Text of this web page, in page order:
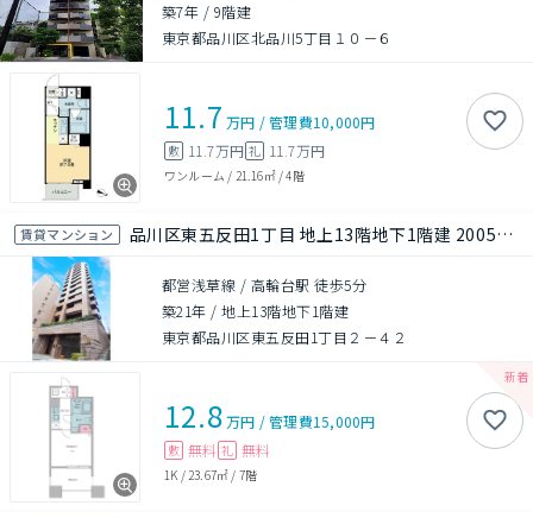
築7年 / 9階建
東京都品川区北品川5丁目１０－６
11.7 万円 /管理費10,000円
敷 11.7万円 礼 11.7万円
ワンルーム / 21.16㎡/4階
賃貸マンション 品川区東五反田1丁目 地上13階地下1階建 2005年築
都営浅草線 / 高輪台駅 徒歩5分
築21年 /地上13階地下1階建
東京都品川区東五反田1丁目２－４２
12.8万円 /管理費15,000円
敷 無料 礼 無料
1K / 23.67㎡ / 7階